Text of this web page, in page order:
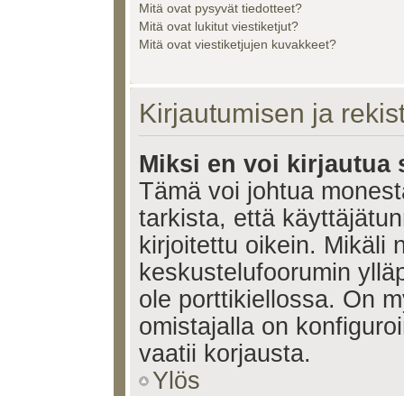
Mitä ovat pysyvät tiedotteet?
Mitä ovat lukitut viestiketjut?
Mitä ovat viestiketjujen kuvakkeet?
Kirjautumisen ja
Miksi en voi kirjautua
Tämä voi johtua
tarkista, että
kirjoitettu oikein. Mikäli
keskustelufoorumin
ole porttikiellossa. On
omistajalla on
vaatii korjausta.
Ylös